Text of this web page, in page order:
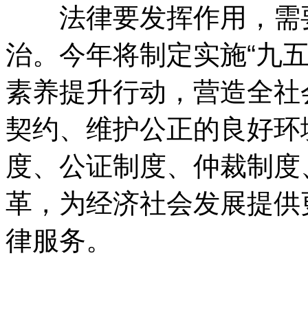
法律要发挥作用，需
治。今年将制定实施“九
素养提升行动，营造全
契约、维护公正的良好
度、公证制度、仲裁制
革，为经济社会发展提
律服务。